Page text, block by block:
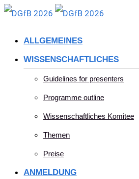
Skip
ALLGEMEINES
WISSENSCHAFTLICHES
Guidelines for presenters
Programme outline
Wissenschaftliches Komitee
Themen
Preise
ANMELDUNG